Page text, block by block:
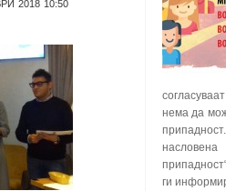
2018 10:50
нема да
ги